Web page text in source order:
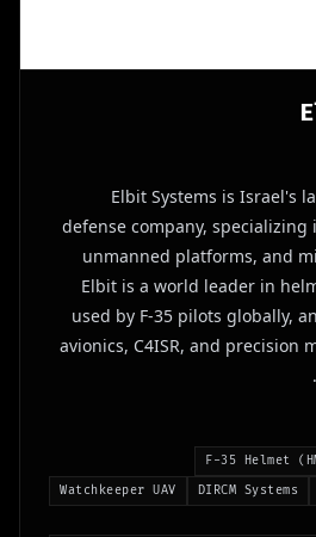
Elbit Systems is Israel's
defense company, specializing
unmanned platforms, and
Elbit is a world leader in
used by F-35 pilots globally,
avionics, C4ISR, and precision
F-35 Helmet
DIRCM Systems
Watchkeeper UAV